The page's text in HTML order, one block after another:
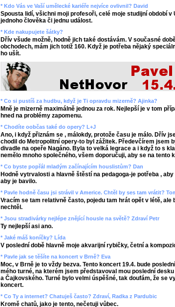
* Kdo Vás ve Vaší umělecké kariéře nejvíce ovlivnil? David
Spousta lidí, všichni moji profesoři, celé moje studijní období v
jednoho člověka či jednu událost.
* Kde nakupujete šátky?
Dřív všude možně, hodně jich také dostávám. V současné
obchodech, mám jich totiž 160. Když je potřeba nějaký
ho ušít.
* Co si pustíš za hudbu, když je Ti opravdu mizerně? Ajinka?
Mně je mizerně maximálně jednou za rok. Nejlepší je v tom
hned na problémy zapomenu.
* Chodíte oobčas také do opery? L+J
Ano, i když přiznám se , málokdy, protože času je málo. Dřív
chodil do Metropolitní opery-to byl zážitek. Předevčírem jsem
divadle na opeře Nagáno. Byla to velká legrace a i když to s
nemělo mnoho společného, všem doporučuji, aby se na tento
* Co byste popřál mladým začínajícím houslistům? Dan
Hodně vytrvalosti a hlavně štěstí na pedagoga-je potřeba ,
aby je bavilo.
* Pavle hodně času jsi strávil v Americe. Chtěl by ses tam vrátit?
Vracím se tam relativně často, pojedu tam hrát opět v létě, ale
nechtěl.
* Jsou stradivárky nejlépe znějící housle na světě? Zdraví Petr
Ty nejlepší asi ano.
* Jaké máš koníčky? Lída
V poslední době hlavně moje akvarijní rybičky, četní a
* Pavle jak se těšíte na koncert v Brně? Eva
Moc, v Brně je to vždy bezva. Tento koncert 19.4. bude
mého turné, na kterém jsem představoval mou poslední
a Čajkovského. Turné bylo velmi úspěšné, tak doufám, že se
koncert.
* Co Ty a internet? Chatuješ často? Zdraví, Radka z Pardubic
Kromě chatů, jako je tento, nečetuji vůbec.